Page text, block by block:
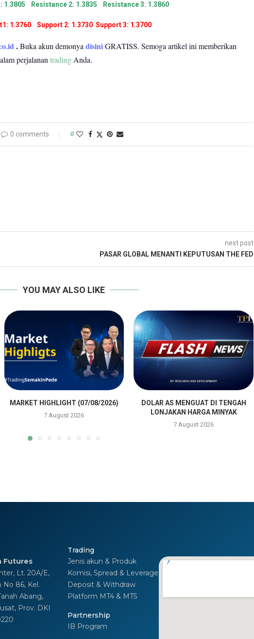
1.3805 Resistance 2: 1.3835 Resistance 3: 1.3860
1.3760 Support 2: 1.3730 Support 3: 1.3700
.Buka akun demonya disiniGRATISS. Semoga artikel ini memberikan
perjalanan trading Anda.
0 comments 0
next post
PASAR GLOBAL MENANTI KEPUTUSAN THE FED
YOU MAY ALSO LIKE
MARKET HIGHLIGHT (07/08/2026)
7 August 2026
DOLAR AS MENGUAT DI TENGAH
LONJAKAN HARGA MINYAK
7 August 2026
Futures
Lt. 20A/E,
No 86, Kel.
Abang,
Prov. DKI
Trading
Jenis akun & Produk
Komisi, Spread & Leverage
Deposit & Withdraw
Platform MT4 & MT5
Partnership
IB Program